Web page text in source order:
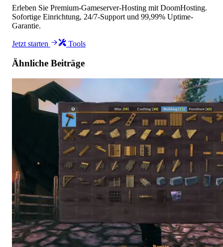
Erleben Sie Premium-Gameserver-Hosting mit DoomHosting.
Sofortige Einrichtung, 24/7-Support und 99,99% Uptime-
Garantie.
Jetzt starten Tools
Ähnliche Beiträge